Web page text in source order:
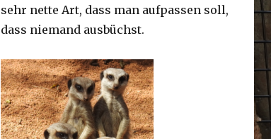
sehr nette Art, dass man aufpassen soll,
dass niemand ausbüchst.